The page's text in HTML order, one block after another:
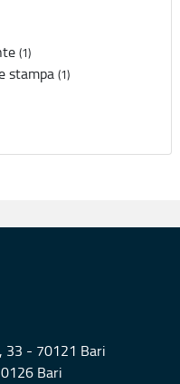
(1)
stampa (1)
33 - 70121 Bari
Bari